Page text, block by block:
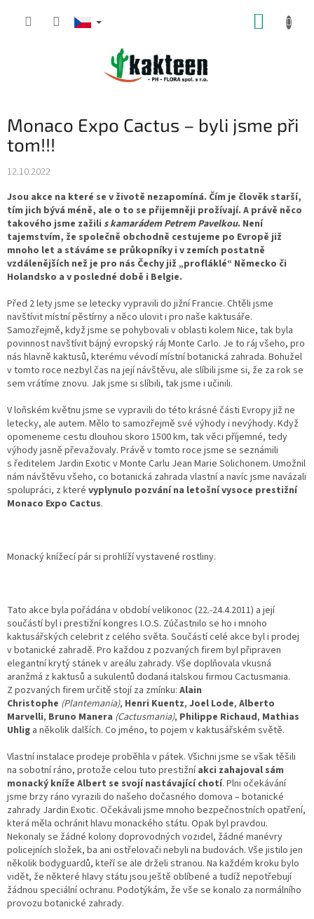
Monaco Expo Cactus – byli jsme při
tom!!!
12.10.2022
Jsou akce na které se v životě nezapomíná. Čím je člověk starší,
tím jich bývá méně, ale o to se přijemněji prožívají. A právě něco
takového jsme zažili s kamarádem Petrem Pavelkou. Není
tajemstvím, že společně obchodně cestujeme po Evropě již
mnoho let a stáváme se průkopníky i v zemích postatně
vzdálenějších než je pro nás Čechy již „profláklé“ Německo či
Holandsko a v posledné době i Belgie.
Před 2 lety jsme se letecky vypravili do jižní Francie. Chtěli jsme
navštívit místní pěstírny a něco ulovit i pro naše kaktusáře.
Samozřejmě, když jsme se pohybovali v oblasti kolem Nice, tak byla
povinnost navštívit bájný evropský ráj Monte Carlo. Je to ráj všeho, pro
nás hlavně kaktusů, kterému vévodí místní botanická zahrada. Bohužel
v tomto roce nezbyl čas na její návštěvu, ale slíbili jsme si, že za rok se
sem vrátíme znovu. Jak jsme si slíbili, tak jsme i učinili.
V loňském květnu jsme se vypravili do této krásné části Evropy již ne
letecky, ale autem. Mělo to samozřejmě své výhody i nevýhody. Když
opomeneme cestu dlouhou skoro 1500 km, tak věci příjemné, tedy
výhody jasně převažovaly. Právě v tomto roce jsme se seznámili
s ředitelem Jardin Exotic v Monte Carlu Jean Marie Solichonem. Umožnil
nám návštěvu všeho, co botanická zahrada vlastní a navíc jsme navázali
spolupráci, z které vyplynulo pozvání na letošní vysoce prestižní
Monaco Expo Cactus.
Monacký knížecí pár si prohlíží vystavené rostliny.
Tato akce byla pořádána v období velikonoc (22.-24.4.2011) a její
součástí byl i prestižní kongres I.O.S. Zúčastnilo se ho i mnoho
kaktusářských celebrit z celého světa. Součástí celé akce byl i prodej
v botanické zahradě. Pro každou z pozvaných firem byl připraven
elegantní krytý stánek v areálu zahrady. Vše doplňovala vkusná
aranžmá z kaktusů a sukulentů dodaná italskou firmou Cactusmania.
Z pozvaných firem určitě stojí za zmínku: Alain
Christophe (Plantemania), Henri Kuentz, Joel Lode, Alberto
Marvelli, Bruno Manera (Cactusmania), Philippe Richaud, Mathias
Uhlig a několik dalších. Co jméno, to pojem v kaktusářském světě.
Vlastní instalace prodeje proběhla v pátek. Všichni jsme se však těšili
na sobotní ráno, protože celou tuto prestižní akci zahajoval sám
monacký kníže Albert se svojí nastávající chotí. Plni očekávání
jsme brzy ráno vyrazili do našeho dočasného domova – botanické
zahrady Jardin Exotic. Očekávali jsme mnoho bezpečnostních opatření,
která měla ochránit hlavu monackého státu. Opak byl pravdou.
Nekonaly se žádné kolony doprovodných vozidel, žádné manévry
policejních složek, ba ani ostřelovači nebyli na budovách. Vše jistilo jen
několik bodyguardů, kteří se ale drželi stranou. Na každém kroku bylo
vidět, že některé hlavy státu jsou ještě oblíbené a tudíž nepotřebují
žádnou speciální ochranu. Podotýkám, že vše se konalo za normálního
provozu botanické zahrady.